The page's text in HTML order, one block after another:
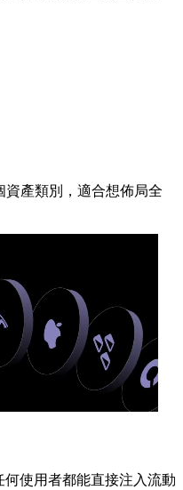
資產類別，適合想佈局全
使用者都能直接注入流動